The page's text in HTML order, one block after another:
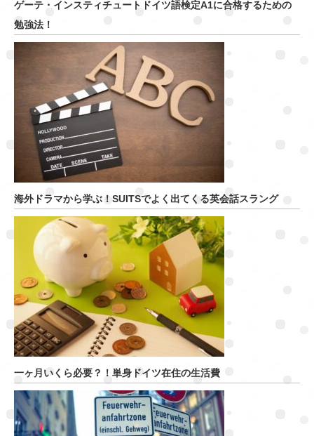
ゲーテ・インスティチュートドイツ語検定A1に合格するための
勉強法！
海外ドラマから学ぶ！SUITSでよく出てくる英会話スラング
一ヶ月いくら必要？！単身ドイツ在住の生活費